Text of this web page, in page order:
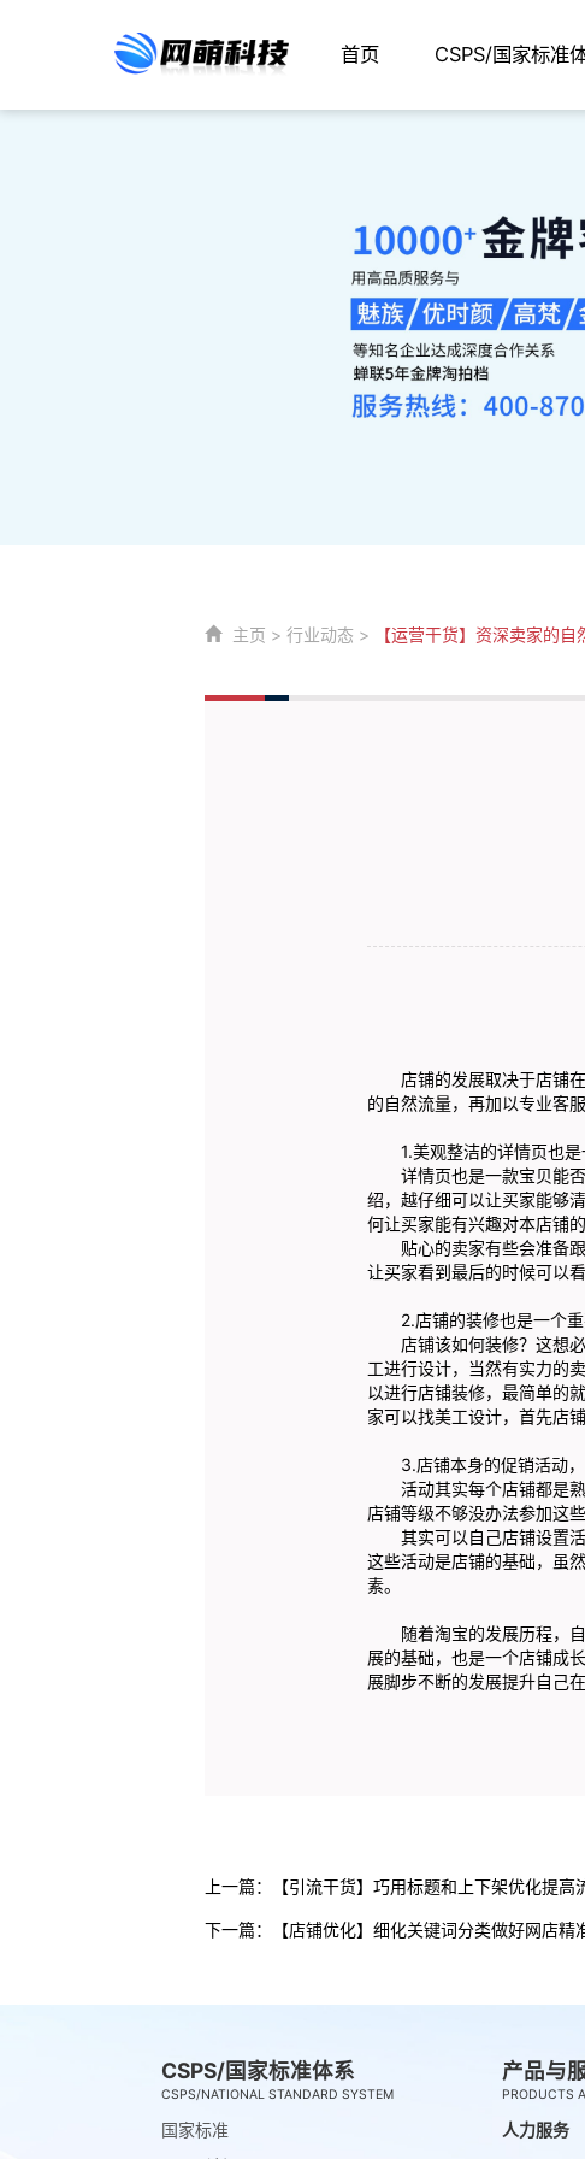
首页 CSPS/国家标准
主页 > 行业动态 > 【运营干货】资深卖家的
店铺的发展取决于店铺在
的自然流量，再加以专业客
1.美观整洁的详情页也是
详情页也是一款宝贝能否
绍，越仔细可以让买家能够
何让买家能有兴趣对本店铺
贴心的卖家有些会准备跟
让买家看到最后的时候可以
2.店铺的装修也是一个重
店铺该如何装修？这想必
工进行设计，当然有实力的
以进行店铺装修，最简单的
家可以找美工设计，首先店
3.店铺本身的促销活动，
活动其实每个店铺都是熟
店铺等级不够没办法参加这
其实可以自己店铺设置活
这些活动是店铺的基础，虽
素。
随着淘宝的发展历程，自
展的基础，也是一个店铺成
展脚步不断的发展提升自己
上一篇： 【引流干货】巧用标题和上下架优化提高
下一篇： 【店铺优化】细化关键词分类做好网店精
CSPS/国家标准体系
CSPS/NATIONAL STANDARD SYSTEM
国家标准
产品与
PRODUCTS
人力服务